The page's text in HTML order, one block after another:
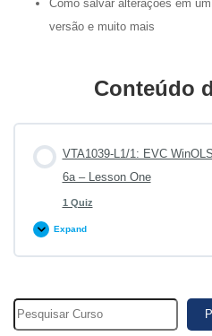
Como salvar alterações em
versão e muito mais
Conteúdo
VTA1039-L1/1: EVC
6a – Lesson One
1 Quiz
Expand
VTA1039-
EVC
Module
of
6a